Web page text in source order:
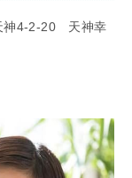
神4-2-20 天神幸